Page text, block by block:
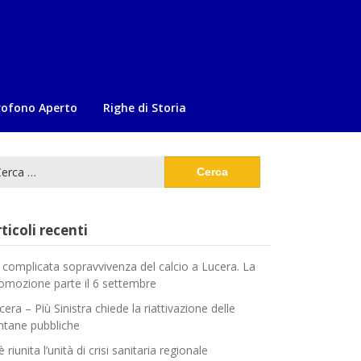
Aperto Righe di Storia
recenti
sopravvivenza del calcio a Lucera. La
parte il 6 settembre
– Più Sinistra chiede la riattivazione delle
pubbliche
riunita l’unità di crisi sanitaria regionale